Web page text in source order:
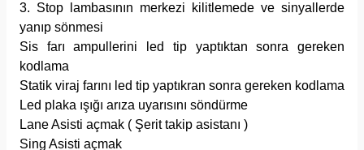
3. Stop lambasının merkezi kilitlemede ve sinyallerde
yanıp sönmesi
Sis farı ampullerini led tip yaptıktan sonra gereken
kodlama
Statik viraj farını led tip yaptıkran sonra gereken kodlama
Led plaka ışığı arıza uyarısını söndürme
Lane Asisti açmak ( Şerit takip asistanı )
Sing Asisti açmak